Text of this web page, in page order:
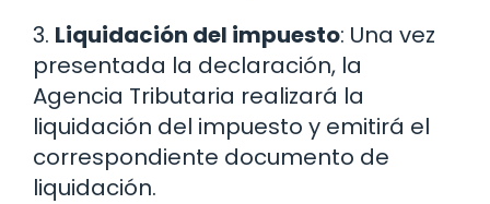
3. Liquidación del impuesto: Una vez
presentada la declaración, la
Agencia Tributaria realizará la
liquidación del impuesto y emitirá el
correspondiente documento de
liquidación.